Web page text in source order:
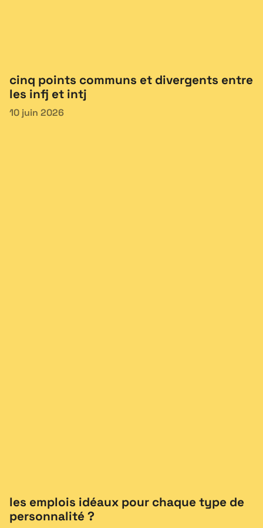
cinq points communs et divergents entre
les infj et intj
10 juin 2026
les emplois idéaux pour chaque type de
personnalité ?